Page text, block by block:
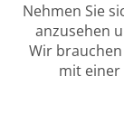
Nehmen Sie
anzusehen
Wir
mit einer